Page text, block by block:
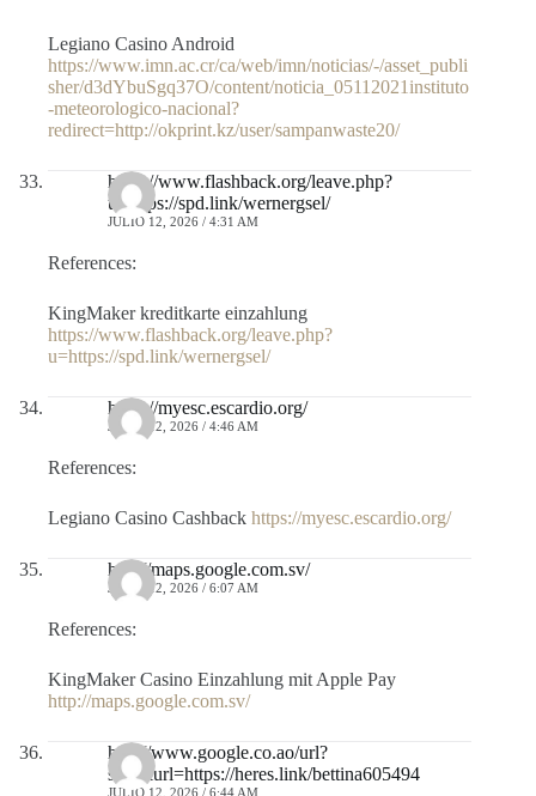
Legiano Casino Android
https://www.imn.ac.cr/ca/web/imn/noticias/-/asset_publi
sher/d3dYbuSgq37O/content/noticia_05112021instituto
-meteorologico-nacional?
redirect=http://okprint.kz/user/sampanwaste20/
https://www.flashback.org/leave.php?
u=https://spd.link/wernergsel/
JULIO 12, 2026 / 4:31 AM
References:
KingMaker kreditkarte einzahlung
https://www.flashback.org/leave.php?
u=https://spd.link/wernergsel/
https://myesc.escardio.org/
JULIO 12, 2026 / 4:46 AM
References:
Legiano Casino Cashback https://myesc.escardio.org/
http://maps.google.com.sv/
JULIO 12, 2026 / 6:07 AM
References:
KingMaker Casino Einzahlung mit Apple Pay
http://maps.google.com.sv/
http://www.google.co.ao/url?
sa=t&url=https://heres.link/bettina605494
JULIO 12, 2026 / 6:44 AM